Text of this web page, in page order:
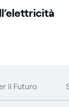
il Futuro